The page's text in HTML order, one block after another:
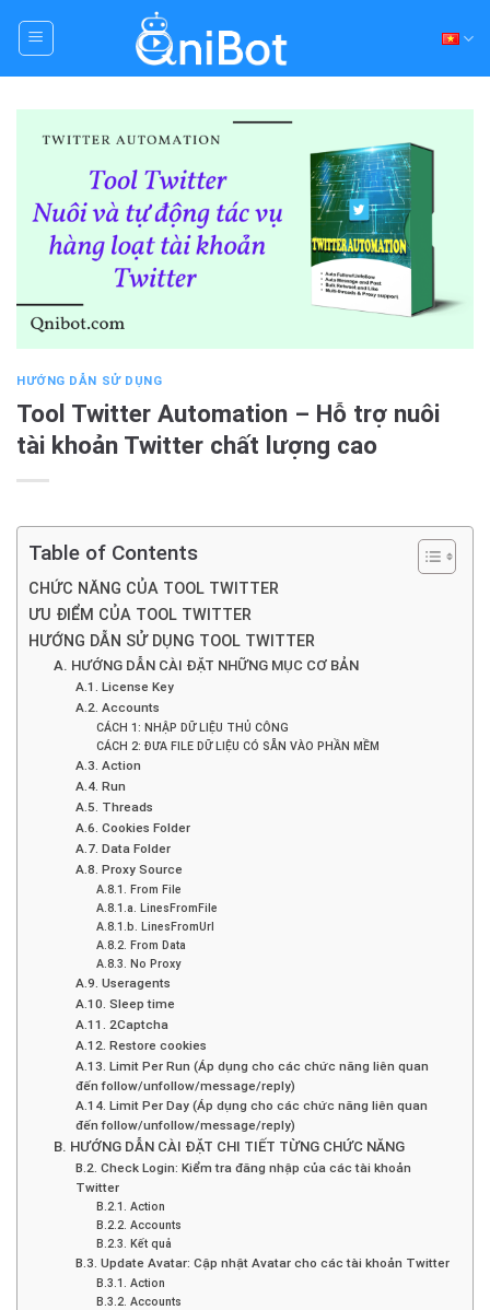
HƯỚNG DẪN SỬ DỤNG
Tool Twitter Automation – Hỗ trợ nuôi
tài khoản Twitter chất lượng cao
Table of Contents
CHỨC NĂNG CỦA TOOL TWITTER
ƯU ĐIỂM CỦA TOOL TWITTER
HƯỚNG DẪN SỬ DỤNG TOOL TWITTER
A. HƯỚNG DẪN CÀI ĐẶT NHỮNG MỤC CƠ BẢN
A.1. License Key
A.2. Accounts
CÁCH 1: NHẬP DỮ LIỆU THỦ CÔNG
CÁCH 2: ĐƯA FILE DỮ LIỆU CÓ SẴN VÀO PHẦN MỀM
A.3. Action
A.4. Run
A.5. Threads
A.6. Cookies Folder
A.7. Data Folder
A.8. Proxy Source
A.8.1. From File
A.8.1.a. LinesFromFile
A.8.1.b. LinesFromUrl
A.8.2. From Data
A.8.3. No Proxy
A.9. Useragents
A.10. Sleep time
A.11. 2Captcha
A.12. Restore cookies
A.13. Limit Per Run (Áp dụng cho các chức năng liên quan
đến follow/unfollow/message/reply)
A.14. Limit Per Day (Áp dụng cho các chức năng liên quan
đến follow/unfollow/message/reply)
B. HƯỚNG DẪN CÀI ĐẶT CHI TIẾT TỪNG CHỨC NĂNG
B.2. Check Login: Kiểm tra đăng nhập của các tài khoản
Twitter
B.2.1. Action
B.2.2. Accounts
B.2.3. Kết quả
B.3. Update Avatar: Cập nhật Avatar cho các tài khoản Twitter
B.3.1. Action
B.3.2. Accounts